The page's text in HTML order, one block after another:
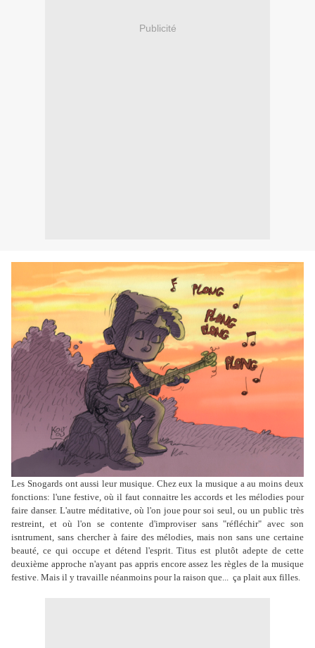
Publicité
Les Snogards ont aussi leur musique. Chez eux la musique a au moins deux
fonctions: l'une festive, où il faut connaitre les accords et les mélodies pour
faire danser. L'autre méditative, où l'on joue pour soi seul, ou un public très
restreint, et où l'on se contente d'improviser sans "réfléchir" avec son
isntrument, sans chercher à faire des mélodies, mais non sans une certaine
beauté, ce qui occupe et détend l'esprit. Titus est plutôt adepte de cette
deuxième approche n'ayant pas appris encore assez les règles de la musique
festive. Mais il y travaille néanmoins pour la raison que... ça plait aux filles.